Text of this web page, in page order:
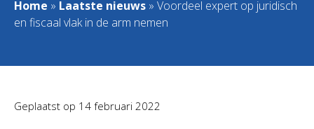
Home » Laatste nieuws » Voordeel expert op juridisch
en fiscaal vlak in de arm nemen
Geplaatst op 14 februari 2022